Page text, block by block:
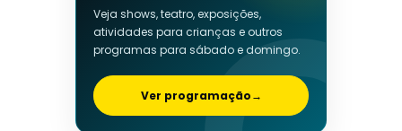
Veja shows, teatro, exposições,
atividades para crianças e outros
programas para sábado e domingo.
Ver programação→